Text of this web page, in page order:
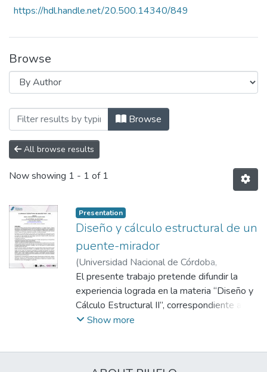
https://hdl.handle.net/20.500.14340/849
Browse
Browsing Facultad de Arquitectura,
Browse
All browse results
Now showing 1 - 1 of 1
Presentation
Diseño y cálculo estructural de un
puente-mirador
(Universidad Nacional de Córdoba,
Argentina,2022)Bobeda, Cecilia;Cisneros,
Daniel
El presente trabajo pretende difundir la
experiencia lograda en la materia “Diseño y
Cálculo Estructural II”, correspondiente al
tercer año de la carrera de arquitectura de la
Show more